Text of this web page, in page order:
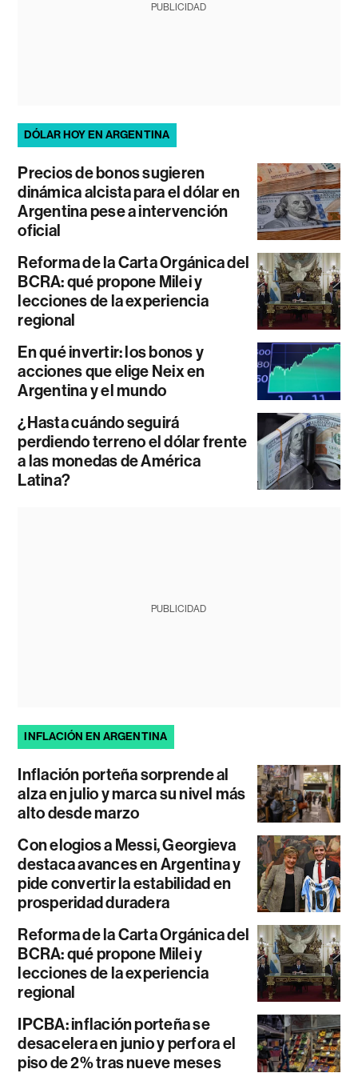
PUBLICIDAD
DÓLAR HOY EN ARGENTINA
Precios de bonos sugieren
dinámica alcista para el dólar en
Argentina pese a intervención
oficial
Reforma de la Carta Orgánica del
BCRA: qué propone Milei y
lecciones de la experiencia
regional
En qué invertir: los bonos y
acciones que elige Neix en
Argentina y el mundo
¿Hasta cuándo seguirá
perdiendo terreno el dólar frente
a las monedas de América
Latina?
PUBLICIDAD
INFLACIÓN EN ARGENTINA
Inflación porteña sorprende al
alza en julio y marca su nivel más
alto desde marzo
Con elogios a Messi, Georgieva
destaca avances en Argentina y
pide convertir la estabilidad en
prosperidad duradera
Reforma de la Carta Orgánica del
BCRA: qué propone Milei y
lecciones de la experiencia
regional
IPCBA: inflación porteña se
desacelera en junio y perfora el
piso de 2% tras nueve meses